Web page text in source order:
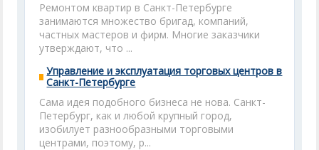
Ремонтом квартир в Санкт-Петербурге
занимаются множество бригад, компаний,
частных мастеров и фирм. Многие заказчики
утверждают, что ...
Управление и эксплуатация торговых центров в
Санкт-Петербурге
Сама идея подобного бизнеса не нова. Санкт-
Петербург, как и любой крупный город,
изобилует разнообразными торговыми
центрами, поэтому, р...